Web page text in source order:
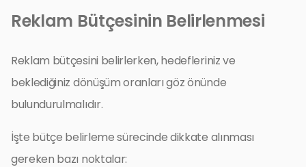
Reklam Bütçesinin Belirlenmesi
Reklam bütçesini belirlerken, hedefleriniz ve
beklediğiniz dönüşüm oranları göz önünde
bulundurulmalıdır.
İşte bütçe belirleme sürecinde dikkate alınması
gereken bazı noktalar: